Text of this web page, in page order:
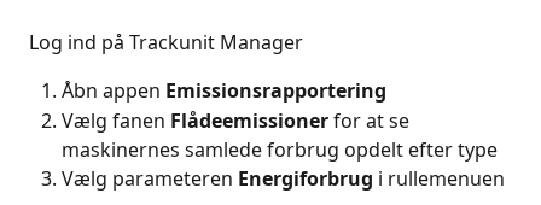
Log ind på Trackunit Manager
Åbn appen Emissionsrapportering
Vælg fanen Flådeemissioner for at se
maskinernes samlede forbrug opdelt efter type
Vælg parameteren Energiforbrug i rullemenuen